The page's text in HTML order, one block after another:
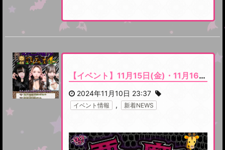
【イベント】11月15日(金)・11月16日(土) アニマルコスプレイベント『悪ニ魔ルDAY』開催です！
2024年11月10日 23:37
イベント情報 , 新着NEWS